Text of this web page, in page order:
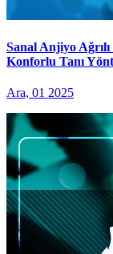
Sanal Anjiyo
Konforlu Tanı
Ara, 01 2025